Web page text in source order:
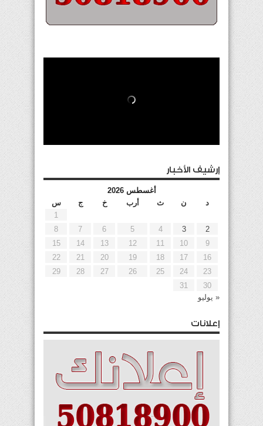
إرشيف الأخبار
أغسطس 2026
د
ن ث أرب خ ج
س
1
2
3
4
5
6
7
8
9
10
11
12
13
14
15
16
17
18
19
20
21
22
23
24
25
26
27
28
29
30
31
« يوليو
إعلانات